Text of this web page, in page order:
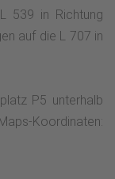
ist Teil
als FFH-Gebiet
Quellmooren
wie das
oder der
verläuft
539 in Richtung
auf die L 707 in
P5 unterhalb